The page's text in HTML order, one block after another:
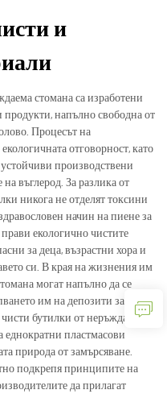
и
стомана са изработени
напълно свободна от
Процесът на
отговорност, като
производствени
въглерод. За разлика от
никога не отделят токсини
начин на пиене за
екологично чистите
за деца, възрастни хора и
си. В края на жизнения им
могат напълно да се
им на депозити за
бутилки от неръждаема
еднократни пластмасови
природа от замърсяване.
подкрепя принципите на
да прилагат